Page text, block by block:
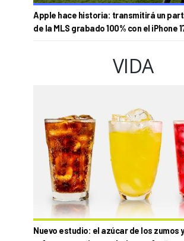
Apple hace historia: transmitirá un
de la MLS grabado 100% con el iPhone
VIDA
Nuevo estudio: el azúcar de los zumos